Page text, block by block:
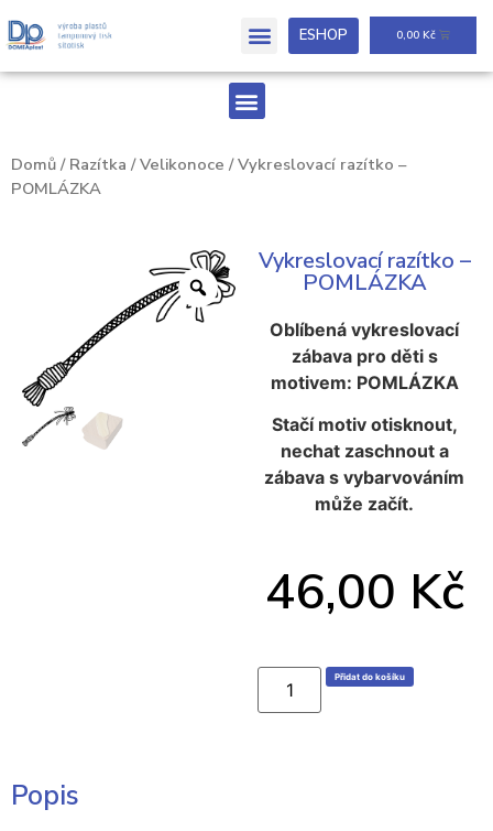
ESHOP 0,00 Kč
Domů / Razítka /Velikonoce / Vykreslovací razítko –
POMLÁZKA
Vykreslovací razítko –
POMLÁZKA
Oblíbená vykreslovací
zábava pro děti s
motivem: POMLÁZKA
Stačí motiv otisknout,
nechat zaschnout a
zábava s vybarvováním
může začít.
46,00 Kč
Přidat do košíku
Popis